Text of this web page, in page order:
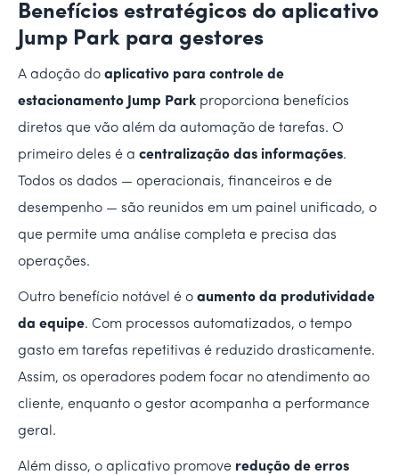
Benefícios estratégicos do aplicativo
Jump Park para gestores
A adoção do aplicativo para controle de
estacionamento Jump Parkproporciona benefícios
diretos que vão além da automação de tarefas. O
primeiro deles é a centralização das informações.
Todos os dados — operacionais, financeiros e de
desempenho — são reunidos em um painel unificado, o
que permite uma análise completa e precisa das
operações.
Outro benefício notável é o aumento da produtividade
da equipe. Com processos automatizados, o tempo
gasto em tarefas repetitivas é reduzido drasticamente.
Assim, os operadores podem focar no atendimento ao
cliente, enquanto o gestor acompanha a performance
geral.
Além disso, o aplicativo promove redução de erros